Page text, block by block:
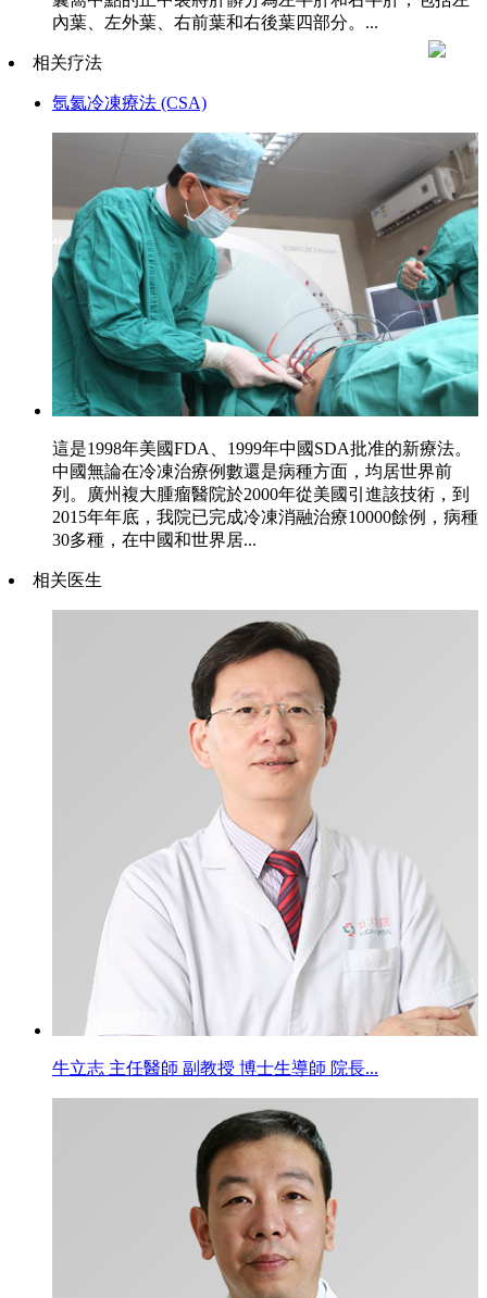
內葉、左外葉、右前葉和右後葉四部分。...
相关疗法
氬氦冷凍療法 (CSA)
這是1998年美國FDA、1999年中國SDA批准的新療法。
中國無論在冷凍治療例數還是病種方面，均居世界前
列。廣州複大腫瘤醫院於2000年從美國引進該技術，到
2015年年底，我院已完成冷凍消融治療10000餘例，病種
30多種，在中國和世界居...
相关医生
牛立志 主任醫師 副教授 博士生導師 院長...